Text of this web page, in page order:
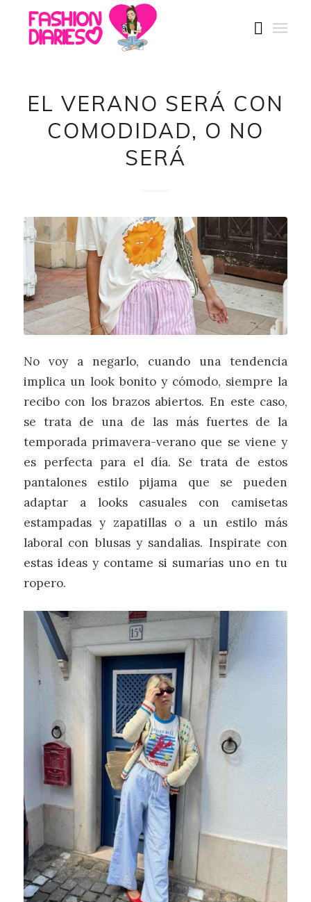
EL VERANO SERÁ CON
COMODIDAD, O NO
SERÁ
No voy a negarlo, cuando una tendencia
implica un look bonito y cómodo, siempre la
recibo con los brazos abiertos. En este caso,
se trata de una de las más fuertes de la
temporada primavera-verano que se viene y
es perfecta para el día. Se trata de estos
pantalones estilo pijama que se pueden
adaptar a looks casuales con camisetas
estampadas y zapatillas o a un estilo más
laboral con blusas y sandalias. Inspirate con
estas ideas y contame si sumarías uno en tu
ropero.